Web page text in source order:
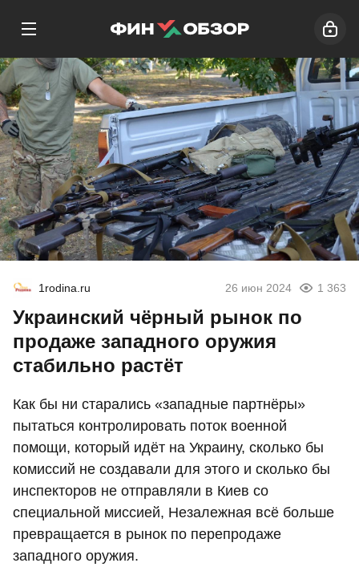
1rodina.ru 26 июн 2024 1 363
Украинский чёрный рынок по
продаже западного оружия
стабильно растёт
Как бы ни старались «западные партнёры»
пытаться контролировать поток военной
помощи, который идёт на Украину, сколько бы
комиссий не создавали для этого и сколько бы
инспекторов не отправляли в Киев со
специальной миссией, Незалежная всё больше
превращается в рынок по перепродаже
западного оружия.